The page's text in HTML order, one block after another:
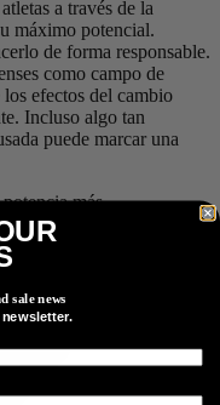
a través de la
máximo potencial.
de forma responsable.
como campo de
efectos del cambio
Incluso algo tan
puede marcar una
más
en fábrica.
sale news